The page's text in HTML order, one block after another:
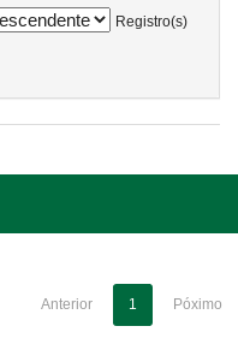
Registro(s)
Anterior 1 Póximo